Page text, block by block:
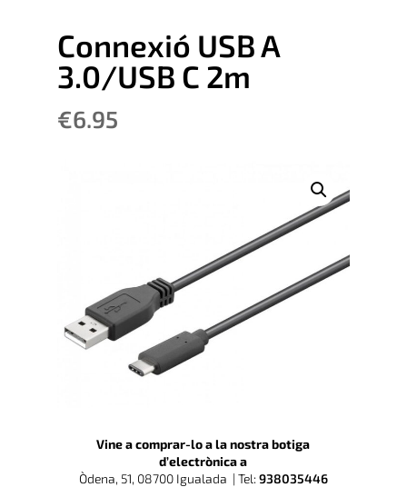
Connexió USB A
3.0/USB C 2m
€6.95
Vine a comprar-lo a la nostra botiga
d’electrònica a
Òdena, 51, 08700 Igualada | Tel: 938035446